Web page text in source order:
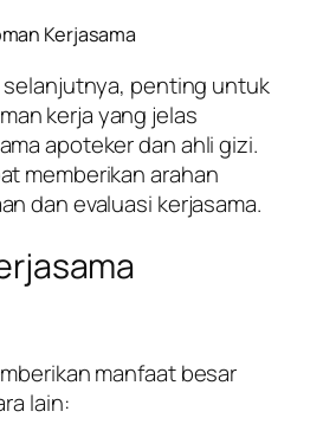
Kerjasama
selanjutnya, penting untuk
kerja yang jelas
apoteker dan ahli gizi.
memberikan arahan
dan evaluasi kerjasama.
manfaat besar
lain: